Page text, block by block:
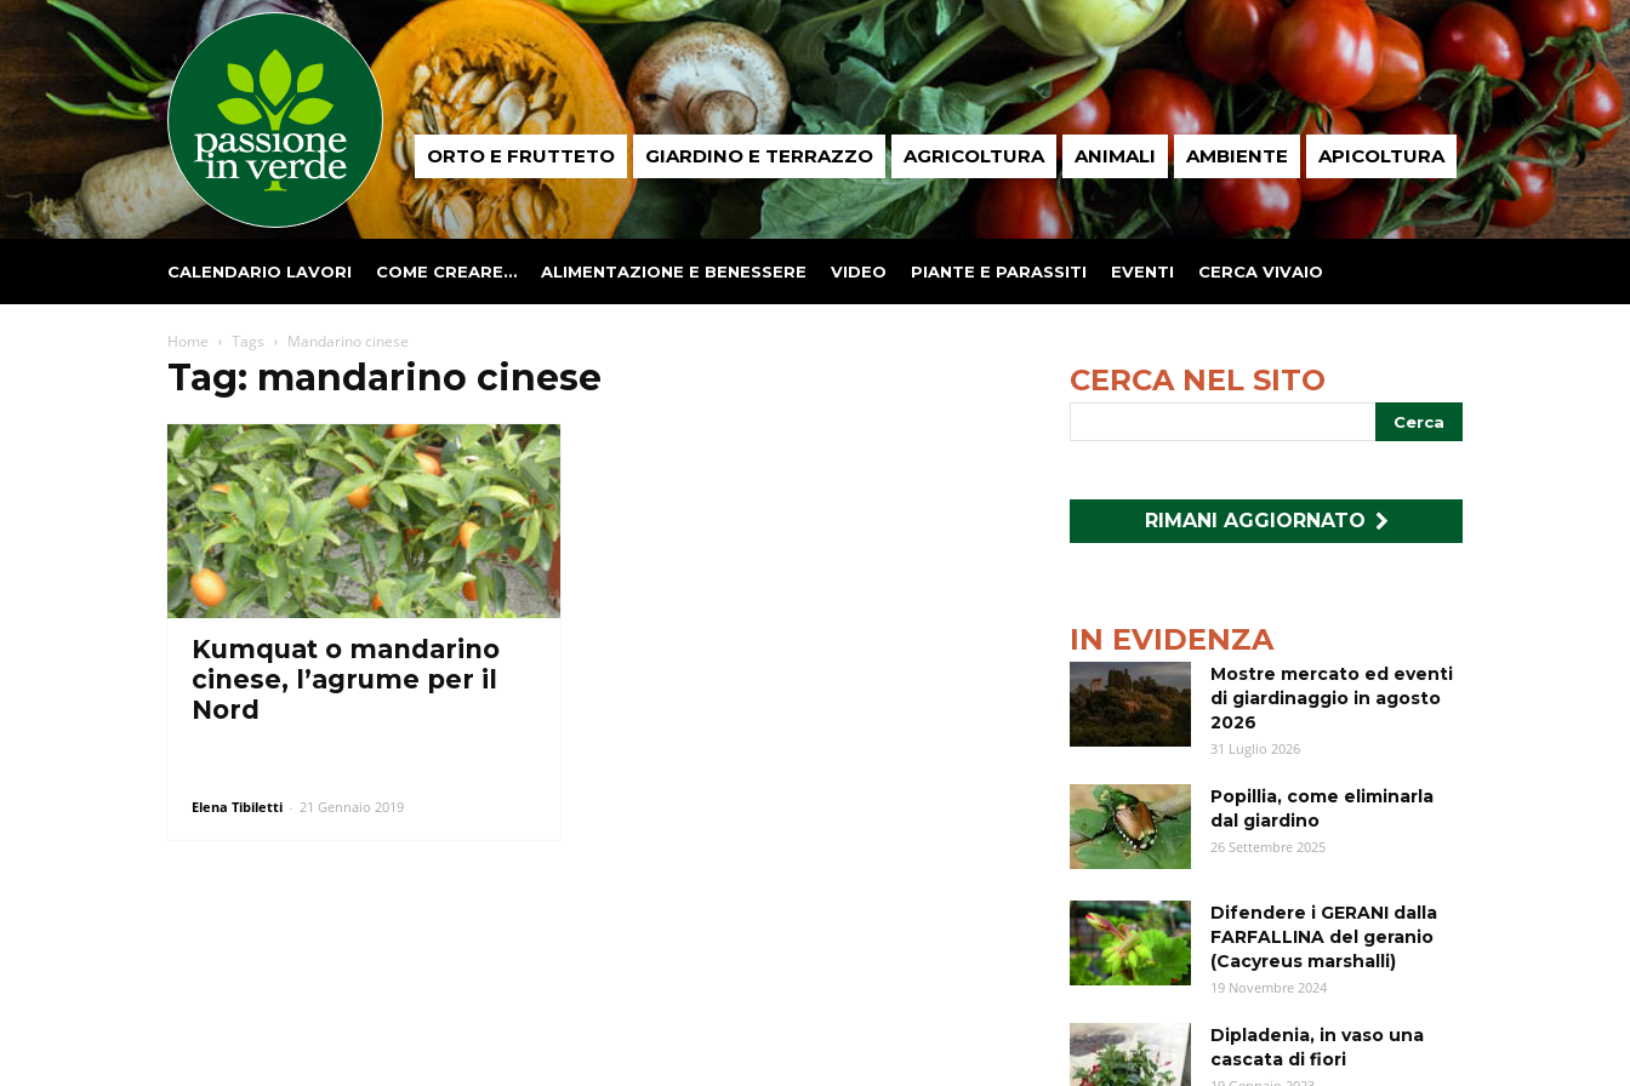
Passione
in ORTO E FRUTTETO GIARDINO E TERRAZZO AGRICOLTURA ANIMALI AMBIENTE APICOLTURA
CALENDARIO LAVORI COME CREARE… ALIMENTAZIONE E BENESSERE VIDEO PIANTE E PARASSITI EVENTI CERCA VIVAIO
Home Tags Mandarino cinese
Tag: mandarino cinese
Kumquat o mandarino
cinese, l’agrume per il
Nord
Elena Tibiletti - 21 Gennaio 2019
CERCA NEL SITO
RIMANI AGGIORNATO
IN EVIDENZA
Mostre mercato ed eventi
di giardinaggio in agosto
2026
31 Luglio 2026
Popillia, come eliminarla
dal giardino
26 Settembre 2025
Difendere i GERANI dalla
FARFALLINA del geranio
(Cacyreus marshalli)
19 Novembre 2024
Dipladenia, in vaso una
cascata di fiori